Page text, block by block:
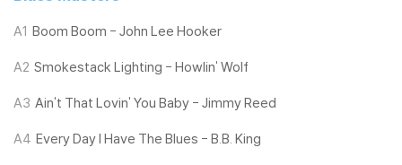
3) 바늘에 먼지가 쌓이는 경우에도 재생이 원활하지 않을 수 있습니다.
※ 디스크 외관 불량
1) 열을 가하여 제작하는 바이닐 공정 특성상 디스크 표면이 미세하게 울
렁거리거나 휘어지는 경우가 있습니다.
재생이 불안정한 경우 스태빌라이저를 사용하시면 좀 더 안정적인 재생이
A1 Boom Boom - John Lee Hooker
A2 Smokestack Lighting - Howlin' Wolf
A3 Ain't That Lovin' You Baby - Jimmy Reed
A4 Every Day I Have The Blues - B.B. King